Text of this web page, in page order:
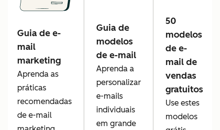
Guia de e-
mail
marketing
Aprenda as
práticas
recomendadas
de e-mail
Guia de
modelos
de e-mail
Aprenda a
personalizar
e-mails
individuais
em grande
50
modelos
de e-
mail de
vendas
gratuitos
Use estes
modelos